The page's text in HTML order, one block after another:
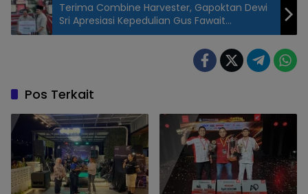
Terima Combine Harvester, Gapoktan Dewi
Sri Apresiasi Kepedulian Gus Fawait
Terhadap Petani Jember
Pos Terkait